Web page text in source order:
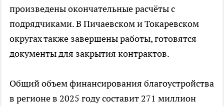
произведены окончательные расчёты с
подрядчиками. В Пичаевском и Токаревском
округах также завершены работы, готовятся
документы для закрытия контрактов.
Общий объем финансирования благоустройства
в регионе в 2025 году составит 271 миллион